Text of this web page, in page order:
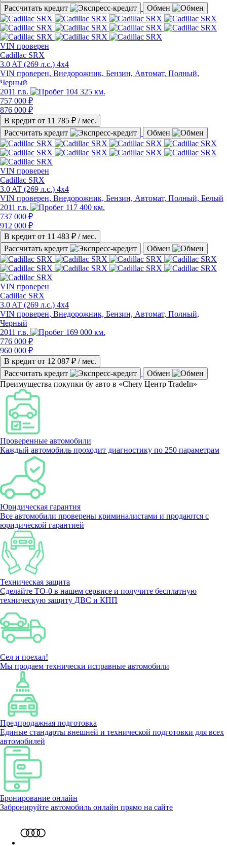
Рассчитать кредит Обмен
VIN проверен
Cadillac SRX
3.0 AT (269 л.с.) 4x4
VIN проверен, Внедорожник, Бензин, Автомат, Полный,
Черный
2011 г.в.
104 325 км.
757 000 ₽
876 000 ₽
В кредит от 11 785 ₽ / мес.
Рассчитать кредит
Обмен
VIN проверен
Cadillac SRX
3.0 AT (269 л.с.) 4x4
VIN проверен, Внедорожник, Бензин, Автомат, Полный, Белый
2011 г.в.
117 400 км.
737 000 ₽
912 000 ₽
В кредит от 11 483 ₽ / мес.
Рассчитать кредит
Обмен
VIN проверен
Cadillac SRX
3.0 AT (269 л.с.) 4x4
VIN проверен, Внедорожник, Бензин, Автомат, Полный,
Черный
2011 г.в.
169 000 км.
776 000 ₽
960 000 ₽
В кредит от 12 087 ₽ / мес.
Рассчитать кредит
Обмен
Преимущества покупки бу авто в «Chery Центр TradeIn»
Проверенные автомобили
Каждый автомобиль проходит диагностику по 250 параметрам
Юридическая гарантия
Все автомобили проверены криминалистами и продаются с
юридической гарантией
Техническая защита
Сделайте ТО-0 в нашем сервисе и получите бесплатную
техническую защиту ДВС и КПП
Сел и поехал!
Мы продаем технически исправные автомобили
Предпродажная подготовка
Единые стандарты внешней и технической подготовки для всех
автомобилей
Бронирование онлайн
Забронируйте автомобиль онлайн прямо на сайте